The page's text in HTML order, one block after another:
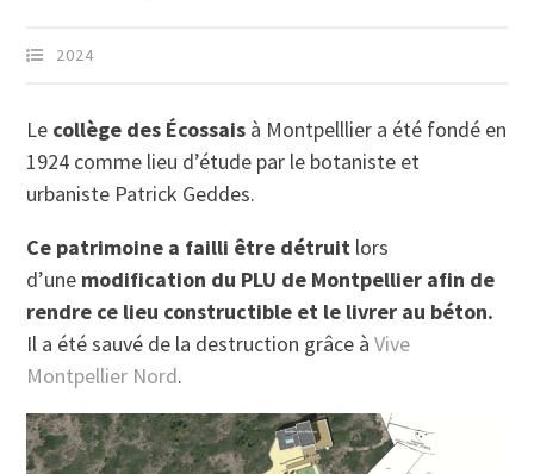
2024
Le collège des Écossais à Montpelllier a été fondé en
1924 comme lieu d’étude par le botaniste et
urbaniste Patrick Geddes.
Ce patrimoine a failli être détruit lors
d’une modification du PLU de Montpellier afin de
rendre ce lieu constructible et le livrer au béton.
Il a été sauvé de la destruction grâce àVive
Montpellier Nord.